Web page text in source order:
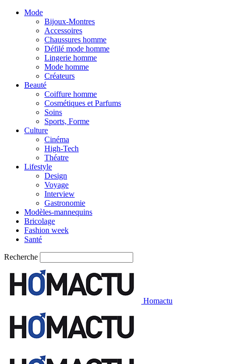
Mode
Bijoux-Montres
Accessoires
Chaussures homme
Défilé mode homme
Lingerie homme
Mode homme
Créateurs
Beauté
Coiffure homme
Cosmétiques et Parfums
Soins
Sports, Forme
Culture
Cinéma
High-Tech
Théatre
Lifestyle
Design
Voyage
Interview
Gastronomie
Modèles-mannequins
Bricolage
Fashion week
Santé
Recherche
Homactu